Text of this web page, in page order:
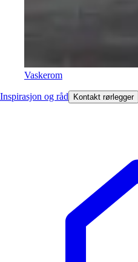
Vaskerom
Inspirasjon og råd Kontakt rørlegger